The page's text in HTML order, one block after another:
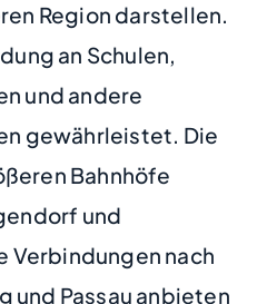
Region darstellen.
an Schulen,
und andere
gewährleistet. Die
Bahnhöfe
und
Verbindungen nach
und Passau anbieten